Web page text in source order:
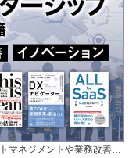
マネジメントや業務改善…